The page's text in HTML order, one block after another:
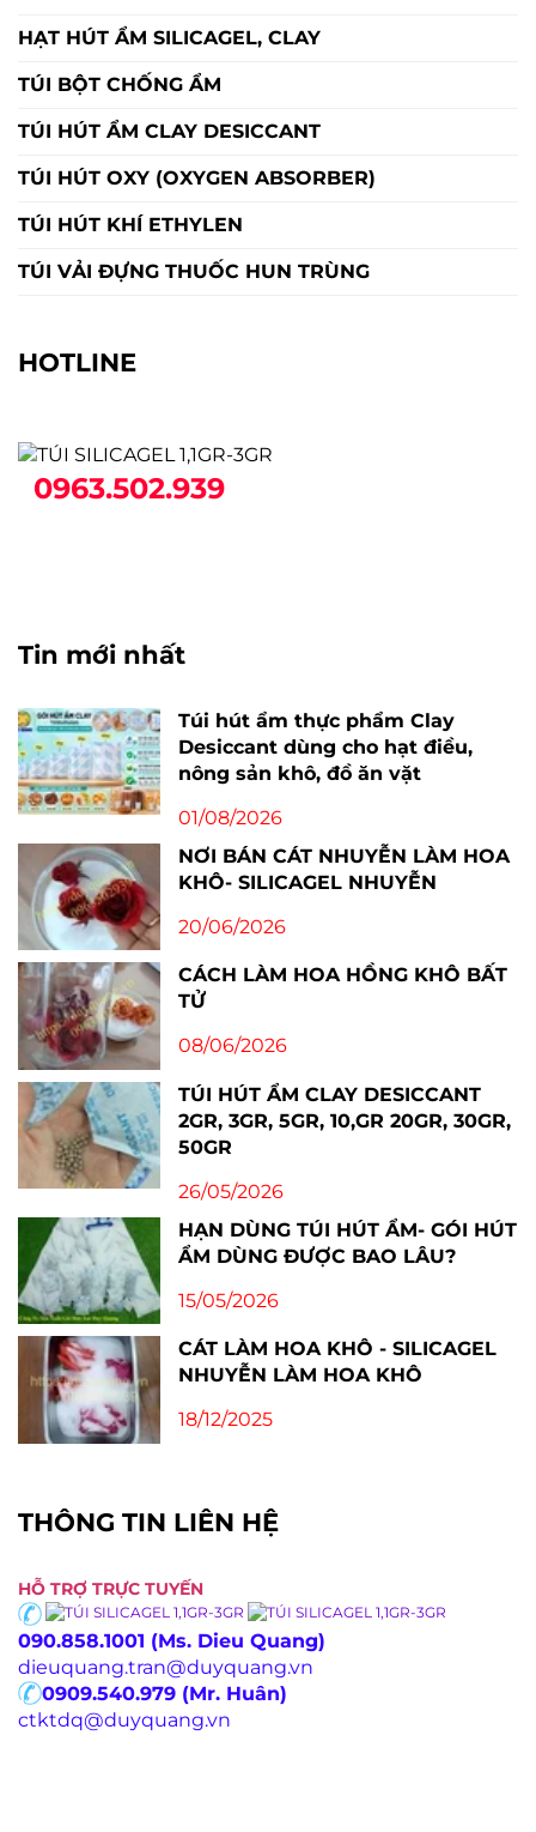
HẠT HÚT ẨM SILICAGEL, CLAY
TÚI BỘT CHỐNG ẨM
TÚI HÚT ẨM CLAY DESICCANT
TÚI HÚT OXY (OXYGEN ABSORBER)
TÚI HÚT KHÍ ETHYLEN
TÚI VẢI ĐỰNG THUỐC HUN TRÙNG
HOTLINE
0963.502.939
Tin mới nhất
Túi hút ẩm thực phẩm Clay
Desiccant dùng cho hạt điều,
nông sản khô, đồ ăn vặt
01/08/2026
NƠI BÁN CÁT NHUYỄN LÀM HOA
KHÔ- SILICAGEL NHUYỄN
20/06/2026
CÁCH LÀM HOA HỒNG KHÔ BẤT
TỬ
08/06/2026
TÚI HÚT ẨM CLAY DESICCANT
2GR, 3GR, 5GR, 10,GR 20GR, 30GR,
50GR
26/05/2026
HẠN DÙNG TÚI HÚT ẨM- GÓI HÚT
ẨM DÙNG ĐƯỢC BAO LÂU?
15/05/2026
CÁT LÀM HOA KHÔ - SILICAGEL
NHUYỄN LÀM HOA KHÔ
18/12/2025
THÔNG TIN LIÊN HỆ
HỖ TRỢ TRỰC TUYẾN
090.858.1001 (Ms. Dieu Quang)
dieuquang.tran@duyquang.vn
0909.540.979 (Mr. Huân)
ctktdq@duyquang.vn